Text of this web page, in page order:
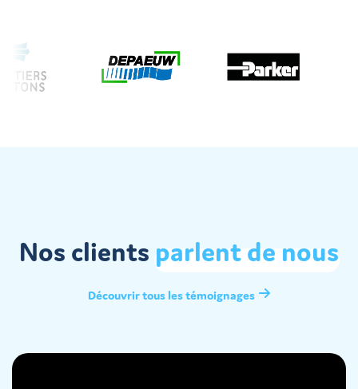
Nos clients parlentde nous
Découvrir tous les témoignages